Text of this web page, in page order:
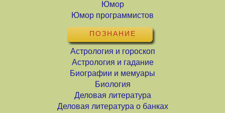
Юмор
Юмор программистов
ПОЗНАНИЕ
Астрология и гороскоп
Астрология и гадание
Биографии и мемуары
Биология
Деловая литература
Деловая литература о банках